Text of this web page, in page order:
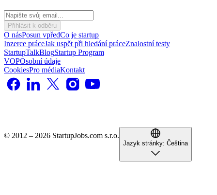
Přihlásit k odběru
O násPosun vpředCo je startup
Inzerce práceJak uspět při hledání práceZnalostní testy
StartupTalkBlogStartup Program
VOPOsobní údaje
CookiesPro médiaKontakt
© 2012 – 2026 StartupJobs.com s.r.o.
Jazyk stránky: Čeština